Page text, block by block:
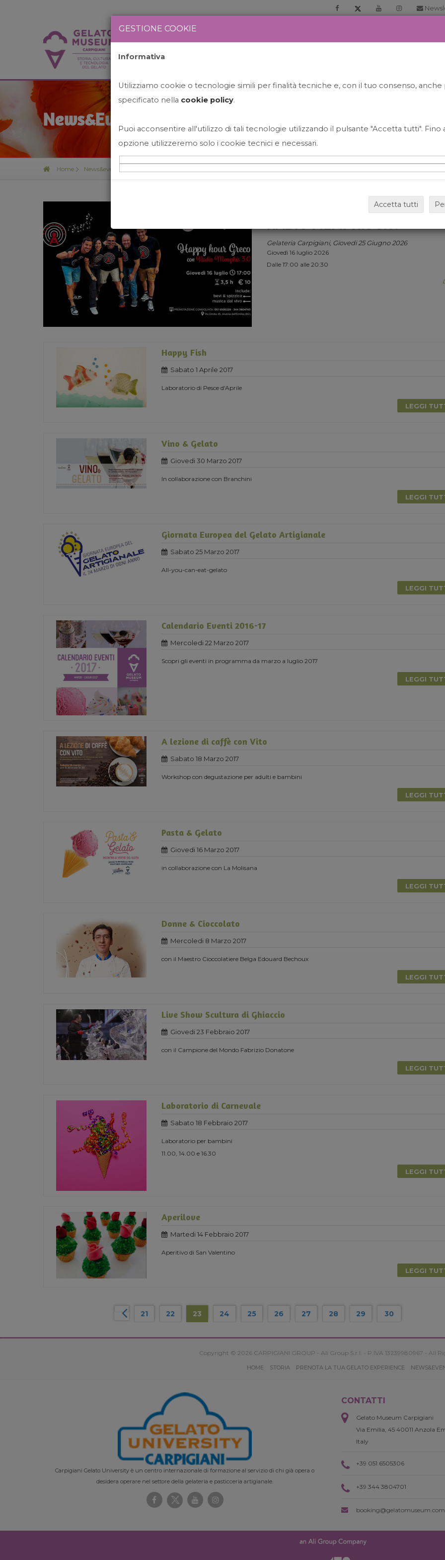
News&Events
Home News&events
HAPPY HOUR GRECO CON
RADIO MEMPHIS 3.0.
Gelateria Carpigiani, Giovedi 25 Giugno 2026
Giovedì 16 luglio 2026
Dalle 17:00 alle 20:30
Happy Fish
Sabato 1 Aprile 2017
Laboratorio di Pesce d'Aprile
LEGGI
Vino & Gelato
Giovedi 30 Marzo 2017
In collaborazione con Branchini
LEGGI
Giornata Europea del Gelato Artigianale
Sabato 25 Marzo 2017
All-you-can-eat-gelato
LEGGI
Calendario Eventi 2016-17
Mercoledi 22 Marzo 2017
Scopri gli eventi in programma da marzo a luglio 2017
LEGGI
A lezione di caffè con Vito
Sabato 18 Marzo 2017
Workshop con degustazione per adulti e bambini
LEGGI
Pasta & Gelato
Giovedi 16 Marzo 2017
in collaborazione con La Molisana
LEGGI
Donne & Cioccolato
Mercoledi 8 Marzo 2017
con il Maestro Cioccolatiere Belga Edouard Bechoux
LEGGI
Live Show Scultura di Ghiaccio
Giovedi 23 Febbraio 2017
con il Campione del Mondo Fabrizio Donatone
LEGGI
Laboratorio di Carnevale
Sabato 18 Febbraio 2017
Laboratorio per bambini
11.00, 14.00 e 16.30
LEGGI
Aperilove
Martedi 14 Febbraio 2017
Aperitivo di San Valentino
LEGGI
21 22 23 24 25 26 27 28 29 30
Copyright © 2026 CARPIGIANI GROUP - Ali Group S.r.l. - P.IVA 13239980967 - All
HOME STORIA PRENOTA LA TUA GELATO EXPERIENCE
Carpigiani Gelato University è un centro internazionale di formazione al servizio di chi già opera o
desidera operare nel settore della gelateria e pasticceria artigianale.
CONTATTI
Gelato Museum Carpigiani
Via Emilia, 45 40011 Anzola
Italy
+39 051 6505306
+39 344 3804701
booking@gelatomuseum.com
GESTIONE COOKIE
Informativa
Utilizziamo cookie o tecnologie simili per finalità tecniche e, con il tuo consenso,
specificato nella cookie policy.
Puoi acconsentire all'utilizzo di tali tecnologie utilizzando il pulsante "Accetta tutti". Fino
opzione utilizzeremo solo i cookie tecnici e necessari.
Accetta tutti